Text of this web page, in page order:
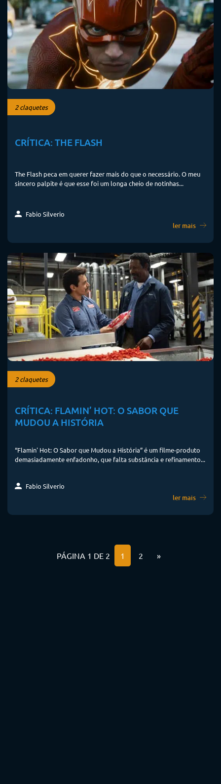
2 claquetes
CRÍTICA: THE FLASH
The Flash peca em querer fazer mais do que o necessário. O meu
sincero palpite é que esse foi um longa cheio de notinhas...
Fabio Silverio
ler mais
2 claquetes
CRÍTICA: FLAMIN’ HOT: O SABOR QUE
MUDOU A HISTÓRIA
“Flamin' Hot: O Sabor que Mudou a História” é um filme-produto
demasiadamente enfadonho, que falta substância e refinamento...
Fabio Silverio
ler mais
PÁGINA 1 DE 2 1 2 »